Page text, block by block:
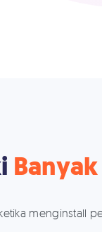
Banyak
menginstall